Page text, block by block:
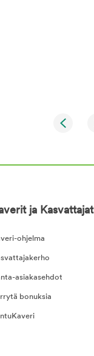
ja Kasvattajat
ohjelma
asiakasehdot
bonuksia